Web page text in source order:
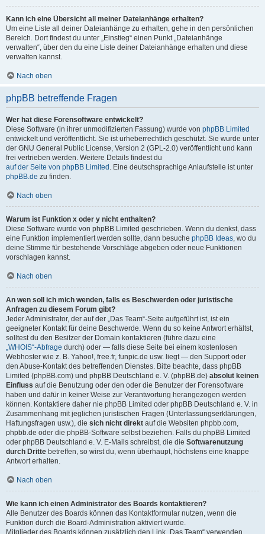
Kann ich eine Übersicht all meiner Dateianhänge erhalten?
Um eine Liste all deiner Dateianhänge zu erhalten, gehe in den persönlichen
Bereich. Dort findest du unter „Einstieg“ einen Punkt „Dateianhänge
verwalten“, über den du eine Liste deiner Dateianhänge erhalten und diese
verwalten kannst.
Nach oben
phpBB betreffende Fragen
Wer hat diese Forensoftware entwickelt?
Diese Software (in ihrer unmodifizierten Fassung) wurde von phpBB Limited
entwickelt und veröffentlicht. Sie ist urheberrechtlich geschützt. Sie wurde unter
der GNU General Public License, Version 2 (GPL-2.0) veröffentlicht und kann
frei vertrieben werden. Weitere Details findest du
auf der Seite von phpBB Limited . Eine deutschsprachige Anlaufstelle ist unter
phpBB.de zu finden.
Nach oben
Warum ist Funktion x oder y nicht enthalten?
Diese Software wurde von phpBB Limited geschrieben. Wenn du denkst, dass
eine Funktion implementiert werden sollte, dann besuche phpBB Ideas, wo du
deine Stimme für bestehende Vorschläge abgeben oder neue Funktionen
vorschlagen kannst.
Nach oben
An wen soll ich mich wenden, falls es Beschwerden oder juristische
Anfragen zu diesem Forum gibt?
Jeder Administrator, der auf der „Das Team“-Seite aufgeführt ist, ist ein
geeigneter Kontakt für deine Beschwerde. Wenn du so keine Antwort erhältst,
solltest du den Besitzer der Domain kontaktieren (führe dazu eine
„WHOIS“-Abfrage durch) oder — falls diese Seite bei einem kostenlosen
Webhoster wie z. B. Yahoo!, free.fr, funpic.de usw. liegt — den Support oder
den Abuse-Kontakt des betreffenden Dienstes. Bitte beachte, dass phpBB
Limited (phpBB.com) und phpBB Deutschland e. V. (phpBB.de) absolut keinen
Einfluss auf die Benutzung oder den oder die Benutzer der Forensoftware
haben und dafür in keiner Weise zur Verantwortung herangezogen werden
können. Kontaktiere daher nie phpBB Limited oder phpBB Deutschland e. V. in
Zusammenhang mit jeglichen juristischen Fragen (Unterlassungserklärungen,
Haftungsfragen usw.), die sich nicht direkt auf die Websiten phpbb.com,
phpbb.de oder die phpBB-Software selbst beziehen. Falls du phpBB Limited
oder phpBB Deutschland e. V. E-Mails schreibst, die die Softwarenutzung
durch Dritte betreffen, so wirst du, wenn überhaupt, höchstens eine knappe
Antwort erhalten.
Nach oben
Wie kann ich einen Administrator des Boards kontaktieren?
Alle Benutzer des Boards können das Kontaktformular nutzen, wenn die
Funktion durch die Board-Administration aktiviert wurde.
Mitglieder des Boards können zusätzlich den Link „Das Team“ verwenden.